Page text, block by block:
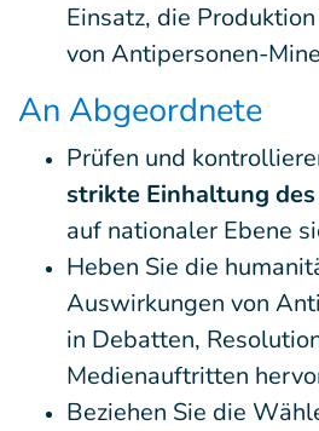
Einsatz, die
von Antipersonen-
An Abgeordnete
Prüfen und
strikte Einhaltung
auf nationaler Ebene
Heben Sie die
Auswirkungen von
in Debatten,
Medienauftritten
Beziehen Sie die